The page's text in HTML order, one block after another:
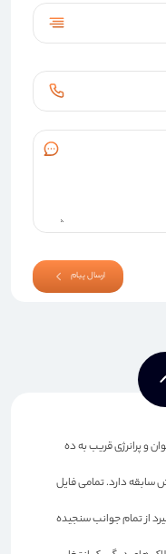
ارسال پیام
و پرانرژی قریب به ده
سابقه دارد. تمامی فایل
از تمام جوانب سنجیده